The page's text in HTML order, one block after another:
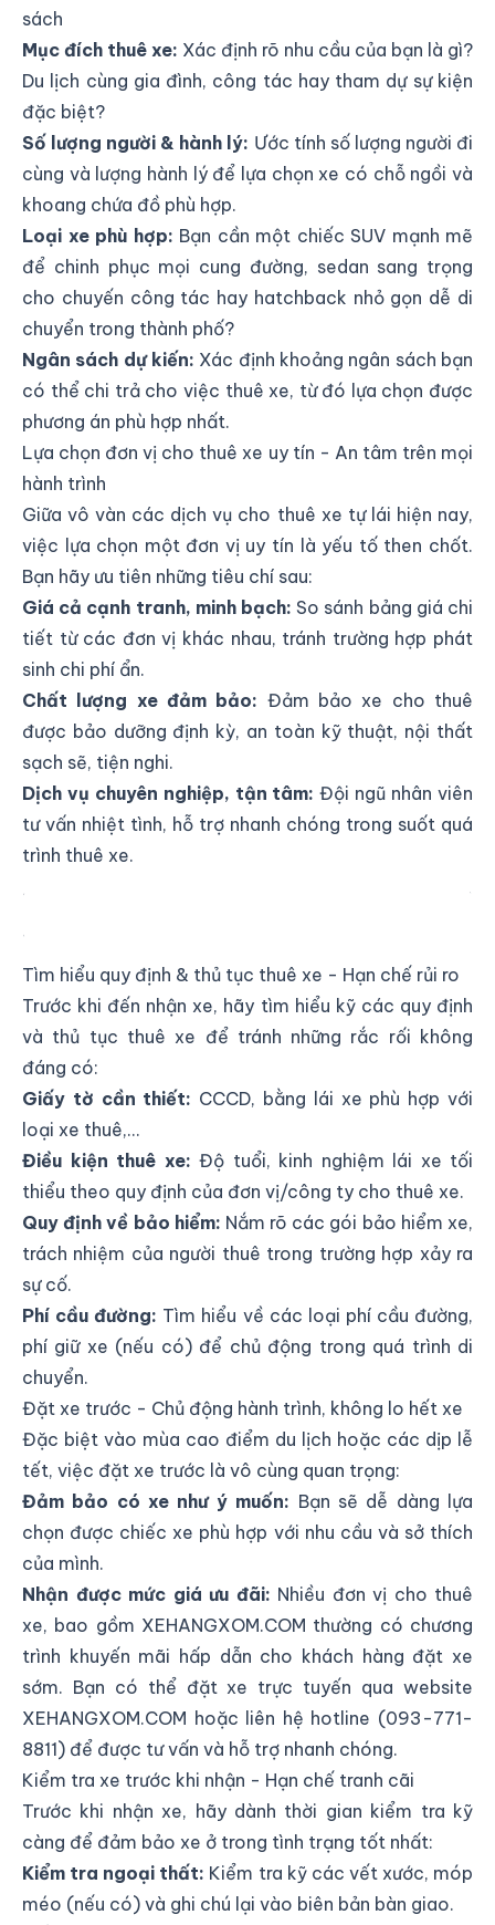
sách
Mục đích thuê xe: Xác định rõ nhu cầu của bạn là gì?
Du lịch cùng gia đình, công tác hay tham dự sự kiện
đặc biệt?
Số lượng người & hành lý: Ước tính số lượng người đi
cùng và lượng hành lý để lựa chọn xe có chỗ ngồi và
khoang chứa đồ phù hợp.
Loại xe phù hợp: Bạn cần một chiếc SUV mạnh mẽ
để chinh phục mọi cung đường, sedan sang trọng
cho chuyến công tác hay hatchback nhỏ gọn dễ di
chuyển trong thành phố?
Ngân sách dự kiến: Xác định khoảng ngân sách bạn
có thể chi trả cho việc thuê xe, từ đó lựa chọn được
phương án phù hợp nhất.
Lựa chọn đơn vị cho thuê xe uy tín - An tâm trên mọi
hành trình
Giữa vô vàn các dịch vụ cho thuê xe tự lái hiện nay,
việc lựa chọn một đơn vị uy tín là yếu tố then chốt.
Bạn hãy ưu tiên những tiêu chí sau:
Giá cả cạnh tranh, minh bạch: So sánh bảng giá chi
tiết từ các đơn vị khác nhau, tránh trường hợp phát
sinh chi phí ẩn.
Chất lượng xe đảm bảo: Đảm bảo xe cho thuê
được bảo dưỡng định kỳ, an toàn kỹ thuật, nội thất
sạch sẽ, tiện nghi.
Dịch vụ chuyên nghiệp, tận tâm: Đội ngũ nhân viên
tư vấn nhiệt tình, hỗ trợ nhanh chóng trong suốt quá
trình thuê xe.
Lựa chọn đơn vị cho thuê xe uy tín - An tâm trên mọi
hành trình
Tìm hiểu quy định & thủ tục thuê xe - Hạn chế rủi ro
Trước khi đến nhận xe, hãy tìm hiểu kỹ các quy định
và thủ tục thuê xe để tránh những rắc rối không
đáng có:
Giấy tờ cần thiết: CCCD, bằng lái xe phù hợp với
loại xe thuê,...
Điều kiện thuê xe: Độ tuổi, kinh nghiệm lái xe tối
thiểu theo quy định của đơn vị/công ty cho thuê xe.
Quy định về bảo hiểm: Nắm rõ các gói bảo hiểm xe,
trách nhiệm của người thuê trong trường hợp xảy ra
sự cố.
Phí cầu đường: Tìm hiểu về các loại phí cầu đường,
phí giữ xe (nếu có) để chủ động trong quá trình di
chuyển.
Đặt xe trước - Chủ động hành trình, không lo hết xe
Đặc biệt vào mùa cao điểm du lịch hoặc các dịp lễ
tết, việc đặt xe trước là vô cùng quan trọng:
Đảm bảo có xe như ý muốn: Bạn sẽ dễ dàng lựa
chọn được chiếc xe phù hợp với nhu cầu và sở thích
của mình.
Nhận được mức giá ưu đãi: Nhiều đơn vị cho thuê
xe, bao gồm XEHANGXOM.COM thường có chương
trình khuyến mãi hấp dẫn cho khách hàng đặt xe
sớm. Bạn có thể đặt xe trực tuyến qua website
XEHANGXOM.COM hoặc liên hệ hotline (093-771-
8811) để được tư vấn và hỗ trợ nhanh chóng.
Kiểm tra xe trước khi nhận - Hạn chế tranh cãi
Trước khi nhận xe, hãy dành thời gian kiểm tra kỹ
càng để đảm bảo xe ở trong tình trạng tốt nhất:
Kiểm tra ngoại thất: Kiểm tra kỹ các vết xước, móp
méo (nếu có) và ghi chú lại vào biên bản bàn giao.